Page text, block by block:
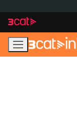
navegació
principal
contingut